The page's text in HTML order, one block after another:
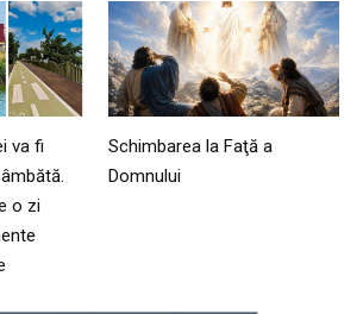
va fi
o zi
Schimbarea la Faţă a
Domnului